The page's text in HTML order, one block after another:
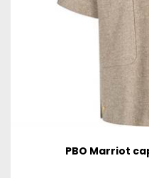
PBO Marriot